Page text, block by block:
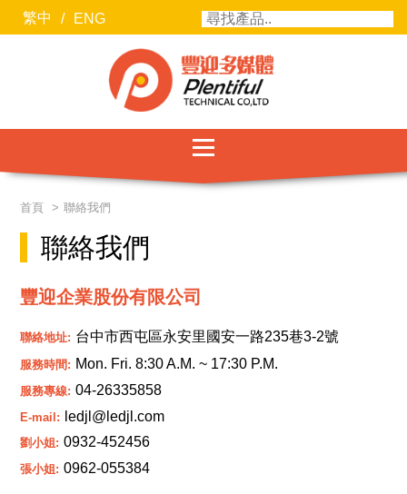
繁中 / ENG
服務項目
合作廠商
首頁 聯絡我們
聯絡我們
豐迎企業股份有限公司
聯絡地址: 台中市西屯區永安里國安一路235巷3-2號
服務時間: Mon. Fri. 8:30 A.M. ~ 17:30 P.M.
服務專線: 04-26335858
E-mail: ledjl@ledjl.com
劉小姐: 0932-452456
張小姐: 0962-055384